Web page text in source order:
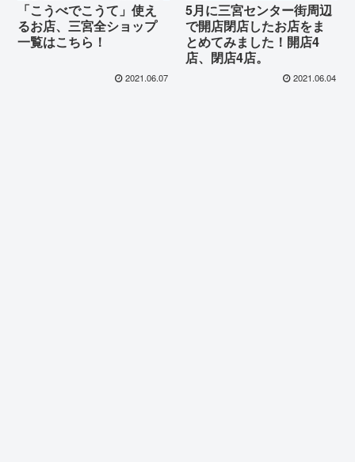
「こうべでこうて」使え
るお店、三宮全ショップ
一覧はこちら！
2021.06.07
5月に三宮センター街周辺
で開店閉店したお店をま
とめてみました！開店4
店、閉店4店。
2021.06.04